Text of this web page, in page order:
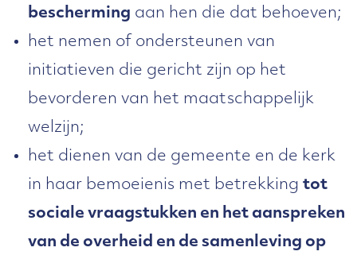
kunnen alleen een kook- of rijrooster
samenstellen, als andere
gemeenteleden bereid zijn om zich
op die manier te laten inroosteren.
De hele samenleving
gemeente kan haar betoon van
bescherming aan hen die dat behoeven;
het nemen of ondersteunen van
initiatieven die gericht zijn op het
bevorderen van het maatschappelijk
welzijn;
het dienen van de gemeente en de kerk
in haar bemoeienis met betrekking tot
sociale vraagstukken en het aanspreken
van de overheid en de samenleving op